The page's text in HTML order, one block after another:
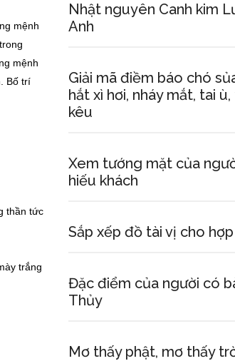
mệnh
mệnh
Bố trí
thần tức
trắng
Nhật nguyên Canh kim
Anh
Giải mã điềm báo chó
hắt xì hơi, nháy mắt, tai
kêu
Xem tướng mặt của
hiếu khách
Sắp xếp đồ tài vị cho
Đặc điểm của người có
Thủy
Mơ thấy phật, mơ thấy